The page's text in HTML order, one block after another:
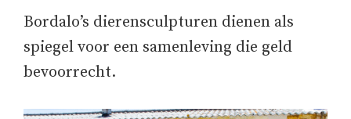
Bordalo’s dierensculpturen dienen als
spiegel voor een samenleving die geld
bevoorrecht.